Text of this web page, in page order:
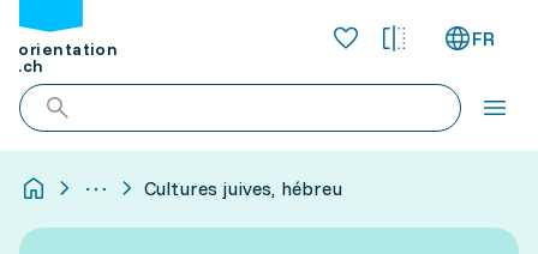
orientation
.ch
FR
Cultures juives, hébreu